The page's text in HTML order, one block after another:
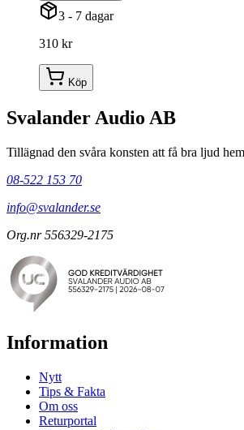
3 - 7 dagar
310 kr
Köp
Svalander Audio AB
Tillägnad den svåra konsten att få bra ljud
08-522 153 70
info@svalander.se
Org.nr 556329-2175
Information
Nytt
Tips & Fakta
Om oss
Returportal